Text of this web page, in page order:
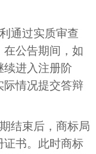
通过实质审查
公告期间，如
续进入注册阶
际情况提交答辩
结束后，商标局
证书。此时商标